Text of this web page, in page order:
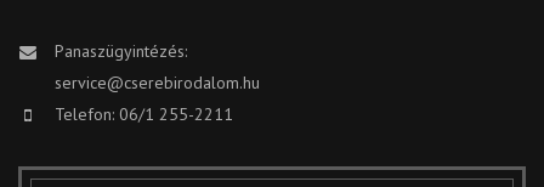
Panaszügyintézés:
service@cserebirodalom.hu
Telefon: 06/1 255-2211